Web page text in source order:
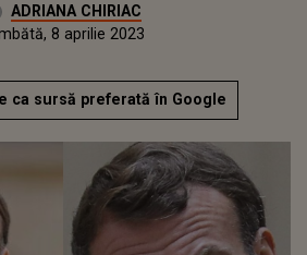
ADRIANA CHIRIAC
8 aprilie 2023
ca sursă preferată în Google